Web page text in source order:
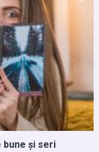
bune și seri